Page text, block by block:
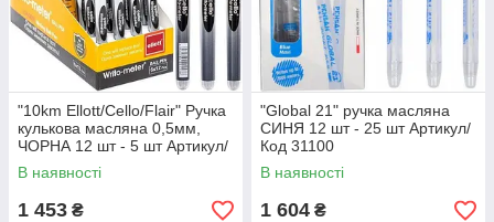
"10km Ellott/Cello/Flair" Ручка
кулькова масляна 0,5мм,
ЧОРНА 12 шт - 5 шт Артикул/
Код 562
В наявності
1 453 ₴
"Global 21" ручка масляна
СИНЯ 12 шт - 25 шт Артикул/
Код 31100
В наявності
1 604 ₴